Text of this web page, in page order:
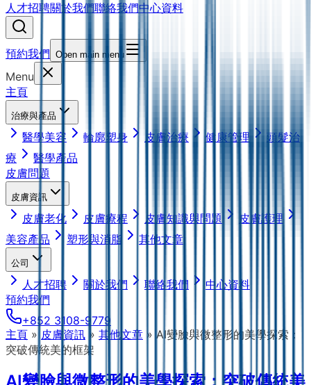
人才招聘關於我們聯絡我們中心資料
預約我們 Open main menu
Menu
主頁
治療與產品
醫學美容 輪廓塑身 皮膚治療 健康管理
頭髮治
療
醫學產品
皮膚問題
皮膚資訊
皮膚老化 皮膚療程 皮膚知識與問題
皮膚護理
美容產品
塑形與消脂 其他文章
公司
人才招聘 關於我們 聯絡我們
中心資料
預約我們
+852 3108-9779
主頁 » 皮膚資訊 » 其他文章 » AI變臉與微整形的美學探索：
突破傳統美的框架